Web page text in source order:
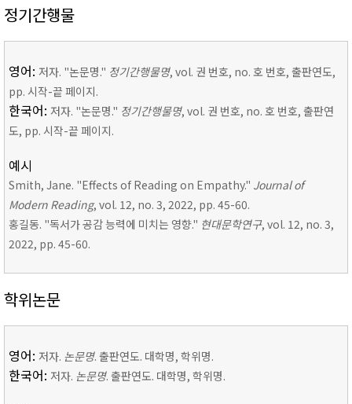
정기간행물
영어: 저자. "논문명." 정기간행물명, vol. 권 번호, no. 호 번호, 출판연도,
pp. 시작-끝 페이지.
한국어: 저자. "논문명." 정기간행물명, vol. 권 번호, no. 호 번호, 출판연
도, pp. 시작-끝 페이지.
예시
Smith, Jane. "Effects of Reading on Empathy." Journal of
Modern Reading, vol. 12, no. 3, 2022, pp. 45-60.
홍길동. "독서가 공감 능력에 미치는 영향." 현대문학연구, vol. 12, no. 3,
2022, pp. 45-60.
학위논문
영어: 저자. 논문명. 출판연도. 대학명, 학위명.
한국어: 저자. 논문명. 출판연도. 대학명, 학위명.